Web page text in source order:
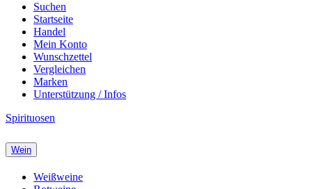
Suchen
Startseite
Handel
Mein Konto
Wunschzettel
Vergleichen
Marken
Unterstützung / Infos
Spirituosen
Wein
Weißweine